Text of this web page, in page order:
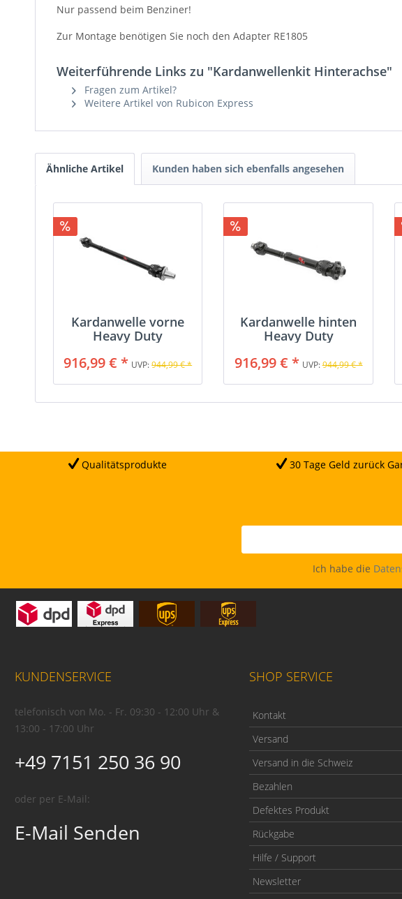
Nur passend beim Benziner!
Zur Montage benötigen Sie noch den Adapter RE1805
Weiterführende Links zu "Kardanwellenkit Hinterachse"
Fragen zum Artikel?
Weitere Artikel von Rubicon Express
Ähnliche Artikel Kunden haben sich ebenfalls angesehen
Kardanwelle vorne
Heavy Duty
916,99 € * UVP:944,99 € *
Kardanwelle hinten
Heavy Duty
916,99 € * UVP:944,99 € *
Qualitätsprodukte 30 Tage Geld zurück
Ich habe die
KUNDENSERVICE
telefonisch von Mo. - Fr. 09:30 - 12:00 Uhr &
13:00 - 17:00 Uhr
+49 7151 250 36 90
oder per E-Mail:
E-Mail Senden
SHOP SERVICE
Kontakt
Versand
Versand in die Schweiz
Bezahlen
Defektes Produkt
Rückgabe
Hilfe / Support
Newsletter